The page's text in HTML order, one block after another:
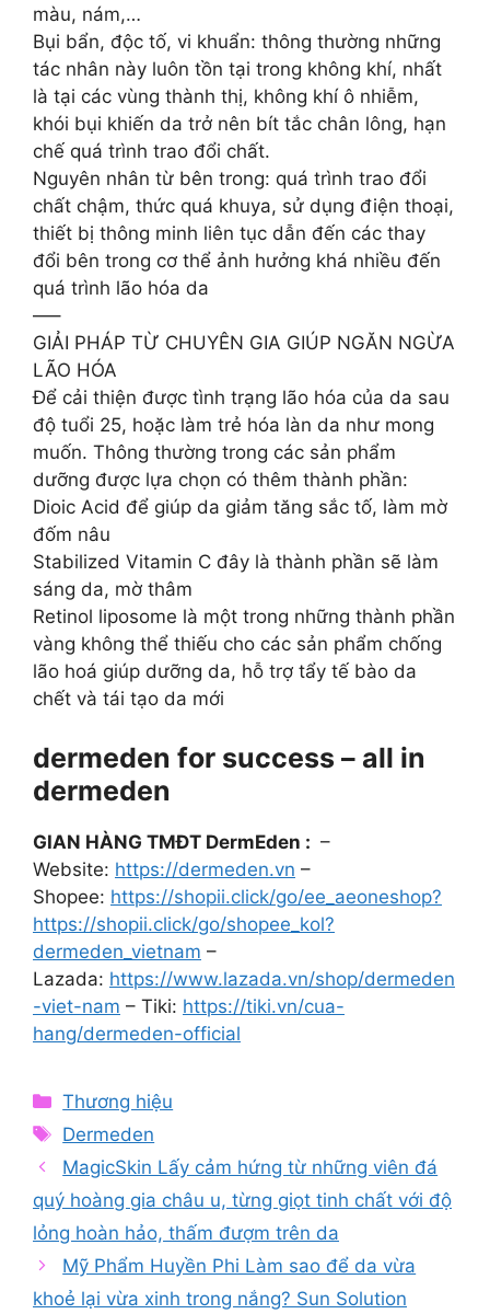
màu, nám,…
Bụi bẩn, độc tố, vi khuẩn: thông thường những
tác nhân này luôn tồn tại trong không khí, nhất
là tại các vùng thành thị, không khí ô nhiễm,
khói bụi khiến da trở nên bít tắc chân lông, hạn
chế quá trình trao đổi chất.
Nguyên nhân từ bên trong: quá trình trao đổi
chất chậm, thức quá khuya, sử dụng điện thoại,
thiết bị thông minh liên tục dẫn đến các thay
đổi bên trong cơ thể ảnh hưởng khá nhiều đến
quá trình lão hóa da
—–
GIẢI PHÁP TỪ CHUYÊN GIA GIÚP NGĂN NGỪA
LÃO HÓA
Để cải thiện được tình trạng lão hóa của da sau
độ tuổi 25, hoặc làm trẻ hóa làn da như mong
muốn. Thông thường trong các sản phẩm
dưỡng được lựa chọn có thêm thành phần:
Dioic Acid để giúp da giảm tăng sắc tố, làm mờ
đốm nâu
Stabilized Vitamin C đây là thành phần sẽ làm
sáng da, mờ thâm
Retinol liposome là một trong những thành phần
vàng không thể thiếu cho các sản phẩm chống
lão hoá giúp dưỡng da, hỗ trợ tẩy tế bào da
chết và tái tạo da mới
dermeden for success – all in
dermeden
GIAN HÀNG TMĐT DermEden : –
Website: https://dermeden.vn –
Shopee: https://shopii.click/go/ee_aeoneshop?
https://shopii.click/go/shopee_kol?
dermeden_vietnam –
Lazada: https://www.lazada.vn/shop/dermeden
-viet-nam – Tiki: https://tiki.vn/cua-
hang/dermeden-official
Categories
Thương hiệu
Tags
Dermeden
MagicSkin Lấy cảm hứng từ những viên đá
quý hoàng gia châu u, từng giọt tinh chất với độ
lỏng hoàn hảo, thấm đượm trên da
Mỹ Phẩm Huyền Phi Làm sao để da vừa
khoẻ lại vừa xinh trong nắng? Sun Solution